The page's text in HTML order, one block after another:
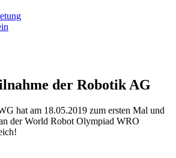
der Robotik AG
hat am 18.05.2019 zum ersten Mal und
der World Robot Olympiad WRO